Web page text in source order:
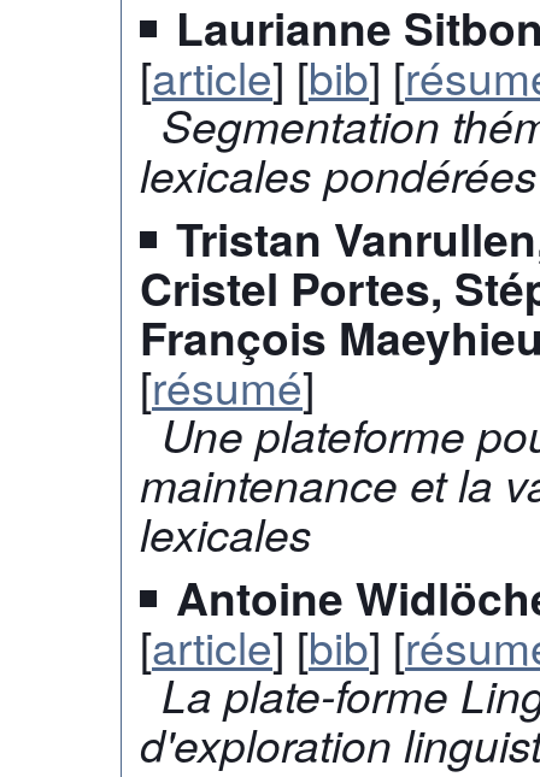
Laurianne
[article] [bib] [
Segmentation
lexicales pondérées
Tristan
Cristel Portes,
François
[résumé]
Une plateforme
maintenance et la
lexicales
Antoine
[article] [bib] [
La plate-forme
d'exploration